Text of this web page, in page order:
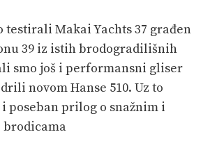
testirali Makai Yachts 37 građen
39 iz istih brodogradilišnih
smo još i performansni gliser
novom Hanse 510. Uz to
poseban prilog o snažnim i
brodicama